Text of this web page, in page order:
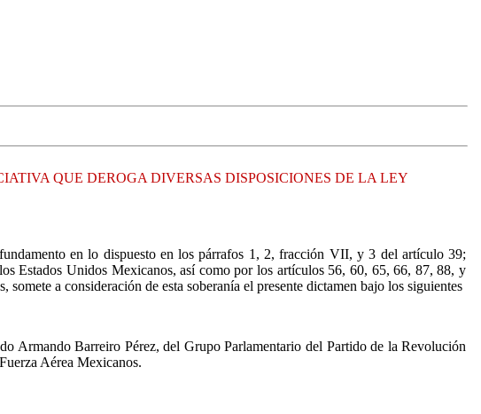
QUE DEROGA DIVERSAS DISPOSICIONES DE LA LEY
en lo dispuesto en los párrafos 1, 2, fracción VII, y 3 del artículo 39;
Estados Unidos Mexicanos, así como por los artículos 56, 60, 65, 66, 87, 88, y
a consideración de esta soberanía el presente dictamen bajo los siguientes
Armando Barreiro Pérez, del Grupo Parlamentario del Partido de la Revolución
Aérea Mexicanos.